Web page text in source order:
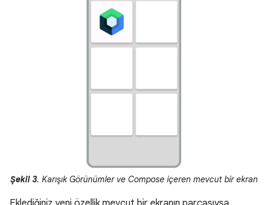
Şekil 3. Karışık Görünümler ve Compose içeren mevcut bir ekran